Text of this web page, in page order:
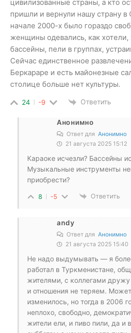
цивилизованные страны, а кто
пришли и вернули нашу страну в
начале 2000-х было гораздо
женщины одевались, как хотели,
бассейны, пели в группах,
Сейчас единственное
Беркараре и есть майонезные
столице больше нет культуры.
24 -9 Ответить
Анонимно
Ответ для Анонимно
21 августа 2025 15:12
Караоке исчезли? Бассейны
Музыкальные инструменты
приобрести?
8 -5 Ответить
andy
Ответ для Анонимно
21 августа 2025 15:40
Не надо выдумывать — я
работал в Туркменистане,
жителями, с коллегами дружу
и отношения не теряем.
изменилось, но тогда в 2006
неплохо, свободно,
жители ели, и пиво пили, да и